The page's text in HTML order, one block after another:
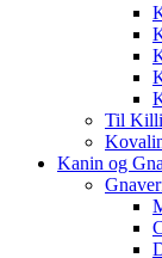
Til
Kanin og